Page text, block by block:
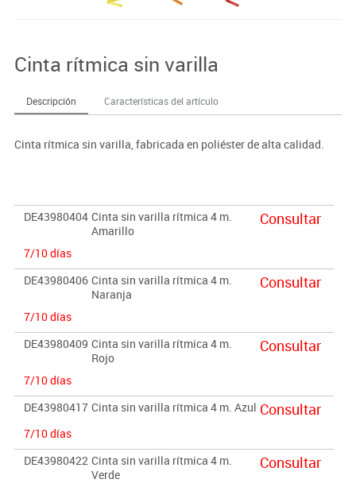
Cinta rítmica sin varilla
Descripción Características del artículo
Cinta rítmica sin varilla, fabricada en poliéster de alta calidad.
DE43980404 Cinta sin varilla rítmica 4 m.
Amarillo
7/10 días
Consultar
DE43980406 Cinta sin varilla rítmica 4 m.
Naranja
7/10 días
Consultar
DE43980409 Cinta sin varilla rítmica 4 m.
Rojo
7/10 días
Consultar
DE43980417 Cinta sin varilla rítmica 4 m. Azul
7/10 días
Consultar
DE43980422 Cinta sin varilla rítmica 4 m.
Verde
Consultar